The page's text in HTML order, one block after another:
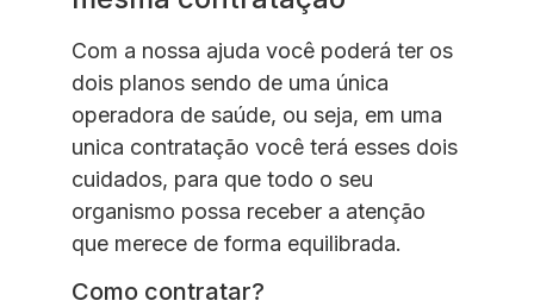
Com a nossa ajuda você poderá ter os
dois planos sendo de uma única
operadora de saúde, ou seja, em uma
unica contratação você terá esses dois
cuidados, para que todo o seu
organismo possa receber a atenção
que merece de forma equilibrada.
Como contratar?